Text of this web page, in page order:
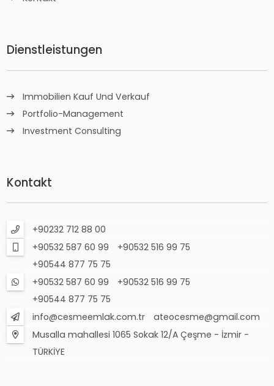
Dienstleistungen
Immobilien Kauf Und Verkauf
Portfolio-Management
Investment Consulting
Kontakt
+90232 712 88 00
+90532 587 60 99
+90532 516 99 75
+90544 877 75 75
+90532 587 60 99
+90532 516 99 75
+90544 877 75 75
info@cesmeemlak.com.tr
ateocesme@gmail.com
Musalla mahallesi 1065 Sokak 12/A Çeşme - İzmir -
TÜRKİYE